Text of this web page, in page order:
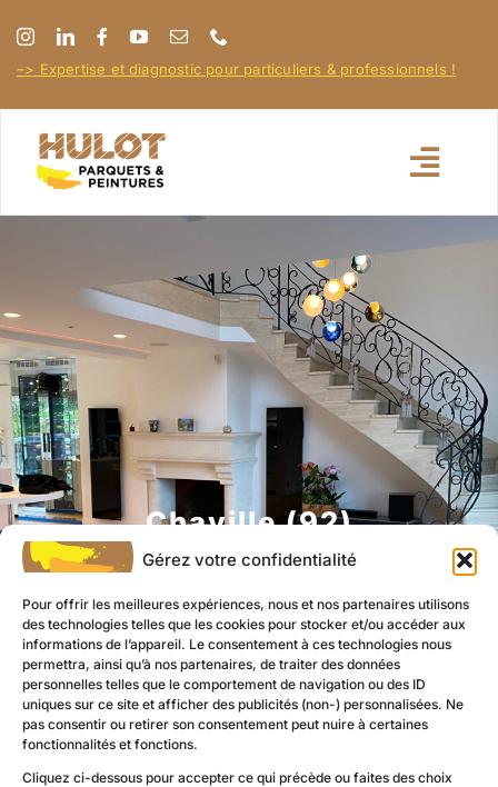
Gérez votre confidentialité
Pour offrir les meilleures expériences, nous et nos partenaires utilisons
des technologies telles que les cookies pour stocker et/ou accéder aux
informations de l’appareil. Le consentement à ces technologies nous
permettra, ainsi qu’à nos partenaires, de traiter des données
personnelles telles que le comportement de navigation ou des ID
uniques sur ce site et afficher des publicités (non-) personnalisées. Ne
pas consentir ou retirer son consentement peut nuire à certaines
fonctionnalités et fonctions.
Cliquez ci-dessous pour accepter ce qui précède ou faites des choix
–> Expertise et diagnostic pour particuliers & professionnels !
À propos
Nos réalisations
Nos conseils
Contact
Chaville (92)